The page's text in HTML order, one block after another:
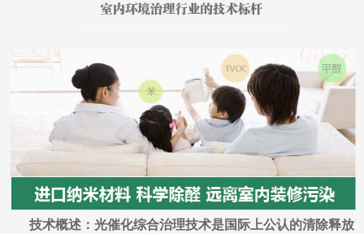
技术概述：光催化综合治理技术是国际上公认的清除释放